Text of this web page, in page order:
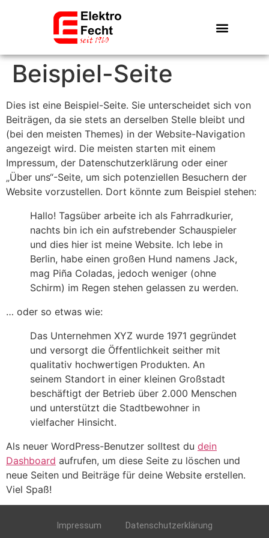
Beispiel-Seite
Dies ist eine Beispiel-Seite. Sie unterscheidet sich von
Beiträgen, da sie stets an derselben Stelle bleibt und
(bei den meisten Themes) in der Website-Navigation
angezeigt wird. Die meisten starten mit einem
Impressum, der Datenschutzerklärung oder einer
„Über uns“-Seite, um sich potenziellen Besuchern der
Website vorzustellen. Dort könnte zum Beispiel stehen:
Hallo! Tagsüber arbeite ich als Fahrradkurier,
nachts bin ich ein aufstrebender Schauspieler
und dies hier ist meine Website. Ich lebe in
Berlin, habe einen großen Hund namens Jack,
mag Piña Coladas, jedoch weniger (ohne
Schirm) im Regen stehen gelassen zu werden.
… oder so etwas wie:
Das Unternehmen XYZ wurde 1971 gegründet
und versorgt die Öffentlichkeit seither mit
qualitativ hochwertigen Produkten. An
seinem Standort in einer kleinen Großstadt
beschäftigt der Betrieb über 2.000 Menschen
und unterstützt die Stadtbewohner in
vielfacher Hinsicht.
Als neuer WordPress-Benutzer solltest du dein
Dashboard aufrufen, um diese Seite zu löschen und
neue Seiten und Beiträge für deine Website erstellen.
Viel Spaß!
Impressum Datenschutzerklärung